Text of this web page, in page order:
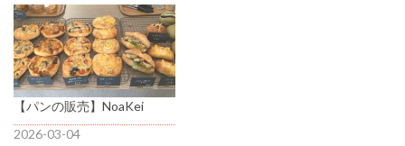
【パンの販売】NoaKei
2026-03-04